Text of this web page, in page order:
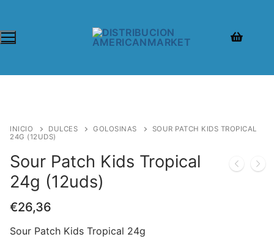
INICIO DULCES GOLOSINAS
SOUR PATCH KIDS TROPICAL
24G (12UDS)
Sour Patch Kids Tropical
24g (12uds)
€26,36
Sour Patch Kids Tropical 24g